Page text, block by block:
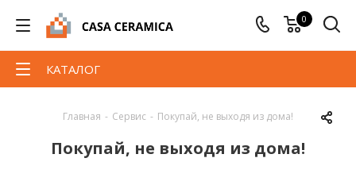
0
КАТАЛОГ
Главная - Сервис - Покупай, не выходя из дома!
Покупай, не выходя из дома!